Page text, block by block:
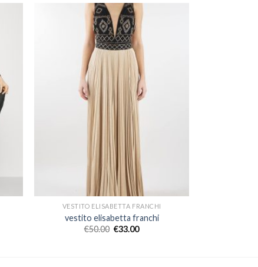
VESTITO ELISABETTA FRANCHI
vestito elisabetta franchi
€50.00 €33.00